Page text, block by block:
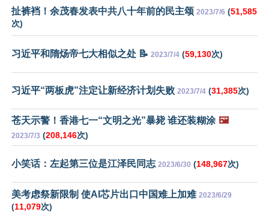
扯裤裆！余茂春发表中共八十年前的民主颂 2023/7/6 (51,585
次)
习近平和隋炀帝七大相似之处 📝 2023/7/4 (59,130次)
习近平“两板虎”注定让新经济计划失败 2023/7/4 (31,385次)
苍天示警！香港七一“文明之光”暴毙 谁还装糊涂 🖼️
2023/7/3 (208,146次)
小笑话：左起第三位是江泽民同志 2023/6/30 (148,967次)
美考虑祭新限制 使AI芯片出口中国难上加难 2023/6/29
(11,079次)